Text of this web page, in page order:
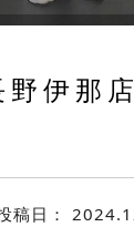
野伊那
稿日：